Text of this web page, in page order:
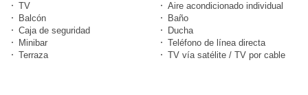
TV
Aire acondicionado individual
Balcón
Baño
Caja de seguridad
Ducha
Minibar
Teléfono de línea directa
Terraza
TV vía satélite / TV por cable